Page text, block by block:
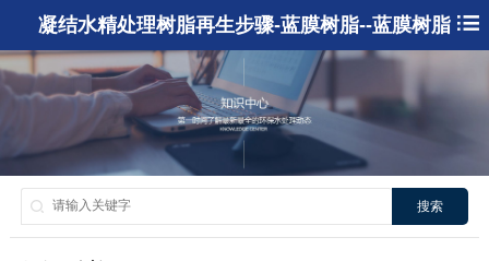
凝结水精处理树脂再生步骤-蓝膜树脂--蓝膜树脂
搜索